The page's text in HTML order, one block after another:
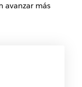
avanzar más